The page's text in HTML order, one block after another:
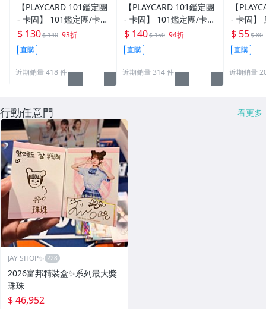
【PLAYCARD 101鑑定團
- 卡固】 101鑑定團/卡固
原廠原裝 一般卡夾 / 塑
膠殼 尺寸：35pt
$ 130$ 140 93折
直購
近期銷量 418 件
【PLAYCARD 101鑑定團
- 卡固】 101鑑定團/卡固
原廠原裝 一般卡夾 / 塑
膠殼 尺寸：55pt
$ 140$ 150 94折
直購
近期銷量 314 件
【
- 卡固】
卡夾 /
pt /
$ 55$ 80
直購
近期銷量
行動任意門 看更多
JAY SHOP✨
2026富邦精裝盒✨系列最大獎
珠珠
$ 46,952